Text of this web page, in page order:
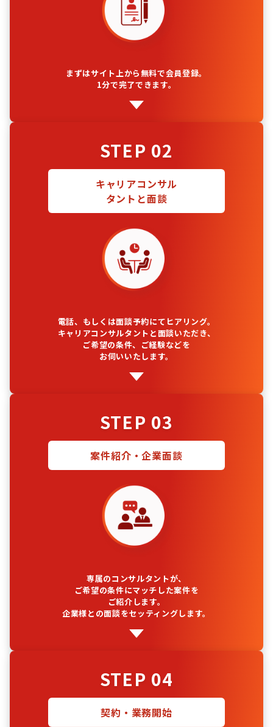
まずはサイト上から無料で会員登録。
1分で完了できます。
STEP 02
キャリアコンサル
タントと面談
電話、もしくは面談予約にてヒアリング。
キャリアコンサルタントと面談いただき、
ご希望の条件、ご経験などを
お伺いいたします。
STEP 03
案件紹介・企業面談
専属のコンサルタントが、
ご希望の条件にマッチした案件を
ご紹介します。
企業様との面談をセッティングします。
STEP 04
契約・業務開始